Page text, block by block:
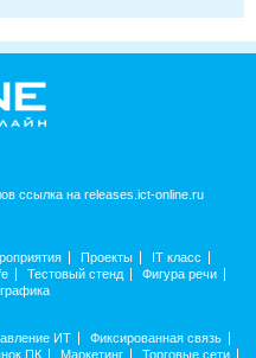
ссылка на releases.ict-online.ru
Проекты
IT класс
Тестовый стенд
Фигура речи
ИТ
Фиксированная связь
ПК Маркетинг Торговые сети